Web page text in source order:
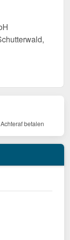
Achteraf betalen